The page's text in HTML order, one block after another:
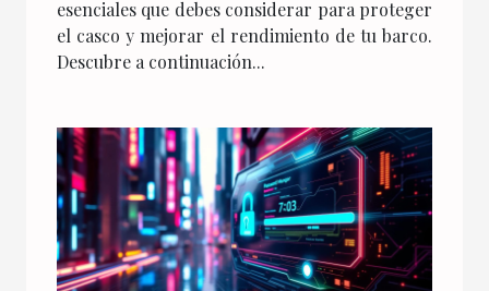
esenciales que debes considerar para proteger
el casco y mejorar el rendimiento de tu barco.
Descubre a continuación...